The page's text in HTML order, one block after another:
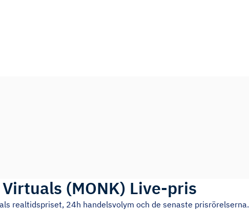
(MONK) Live-pris
realtidspriset, 24h handelsvolym och de senaste prisrörelserna.